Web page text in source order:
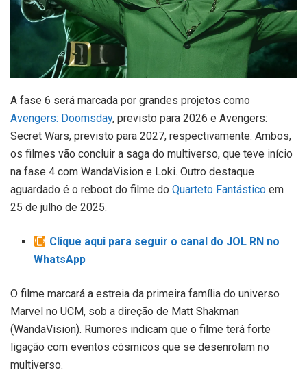
A fase 6 será marcada por grandes projetos como
Avengers: Doomsday, previsto para 2026 e Avengers:
Secret Wars, previsto para 2027, respectivamente. Ambos,
os filmes vão concluir a saga do multiverso, que teve início
na fase 4 com WandaVision e Loki. Outro destaque
aguardado é o reboot do filme do Quarteto Fantástico em
25 de julho de 2025.
Clique aqui para seguir o canal do JOL RN no
WhatsApp
O filme marcará a estreia da primeira família do universo
Marvel no UCM, sob a direção de Matt Shakman
(WandaVision). Rumores indicam que o filme terá forte
ligação com eventos cósmicos que se desenrolam no
multiverso.